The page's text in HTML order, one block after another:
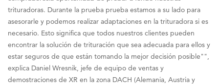
trituradoras. Durante la prueba prueba estamos a su lado para
asesorarle y podemos realizar adaptaciones en la trituradora si es
necesario. Esto significa que todos nuestros clientes pueden
encontrar la solución de trituración que sea adecuada para ellos y
estar seguros de que están tomando la mejor decisión posible"",
explica Daniel Wresnik, jefe de equipo de ventas y
demostraciones de XR en la zona DACH (Alemania, Austria y